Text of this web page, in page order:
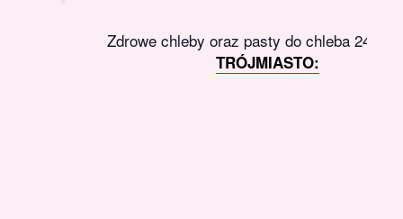
Zdrowe chleby oraz pasty do chleba
TRÓJMIASTO: